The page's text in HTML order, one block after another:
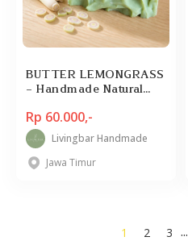
BUTTER LEMONGRASS
- Handmade Natural
Rp 60.000,-
Livingbar Handmade
Jawa Timur
1 2 3 ...